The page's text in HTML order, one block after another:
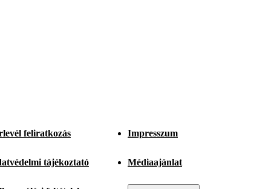
feliratkozás Impresszum
tájékoztató Médiaajánlat